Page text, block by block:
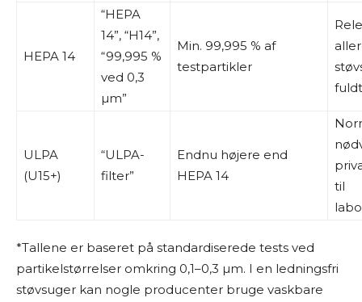
HEPA 14
“HEPA
14”, “H14”,
“99,995 %
ved 0,3
µm”
Min. 99,995 % af
testpartikler
ULPA
(U15+)
“ULPA-
filter”
Endnu højere end
HEPA 14
til
*Tallene er baseret på standardiserede tests ved
partikelstørrelser omkring 0,1–0,3 µm. I en ledningsfri
støvsuger kan nogle producenter bruge vaskbare